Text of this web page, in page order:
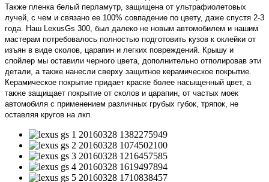
Также пленка белый перламутр, защищена от ультрафиолетовых
лучей, с чем и связано ее 100% совпадение по цвету, даже спустя 2-3
года. Наш LexusGs 300, был далеко не новым автомобилем и нашим
мастерам потребовалось полностью подготовить кузов к оклейки от
изъян в виде сколов, царапин и легких повреждений. Крышу и
спойлер мы оставили черного цвета, дополнительно отполировав эти
детали, а также нанесли сверху защитное керамическое покрытие.
Керамическое покрытие придает краске более насыщенный цвет, а
также защищает покрытие от сколов и царапин, от частых моек
автомобиля с применением различных грубых губок, тряпок, не
оставляя кругов на лкп.